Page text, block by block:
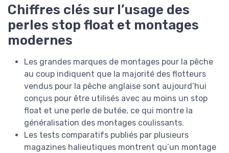
Chiffres clés sur l’usage des
perles stop float et montages
modernes
Les grandes marques de montages pour la pêche
au coup indiquent que la majorité des flotteurs
vendus pour la pêche anglaise sont aujourd’hui
conçus pour être utilisés avec au moins un stop
float et une perle de butée, ce qui montre la
généralisation des montages coulissants.
Les tests comparatifs publiés par plusieurs
magazines halieutiques montrent qu’un montage